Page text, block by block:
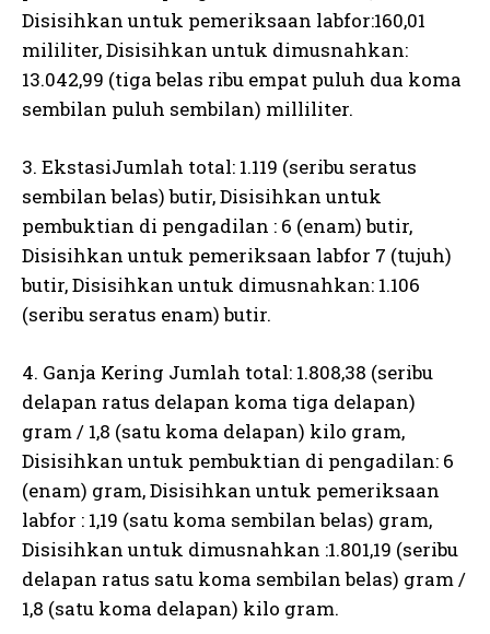
Disisihkan untuk pemeriksaan labfor:160,01
mililiter, Disisihkan untuk dimusnahkan:
13.042,99 (tiga belas ribu empat puluh dua koma
sembilan puluh sembilan) milliliter.
3. EkstasiJumlah total: 1.119 (seribu seratus
sembilan belas) butir, Disisihkan untuk
pembuktian di pengadilan : 6 (enam) butir,
Disisihkan untuk pemeriksaan labfor 7 (tujuh)
butir, Disisihkan untuk dimusnahkan: 1.106
(seribu seratus enam) butir.
4. Ganja Kering Jumlah total: 1.808,38 (seribu
delapan ratus delapan koma tiga delapan)
gram / 1,8 (satu koma delapan) kilo gram,
Disisihkan untuk pembuktian di pengadilan: 6
(enam) gram, Disisihkan untuk pemeriksaan
labfor : 1,19 (satu koma sembilan belas) gram,
Disisihkan untuk dimusnahkan :1.801,19 (seribu
delapan ratus satu koma sembilan belas) gram /
1,8 (satu koma delapan) kilo gram.